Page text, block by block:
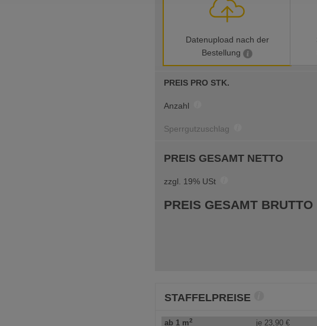
Datenupload nach der
Bestellung
PREIS PRO STK.
Anzahl
Sperrgutzuschlag
PREIS GESAMT NETTO
zzgl. 19% USt
PREIS GESAMT BRUTTO
STAFFELPREISE
ab 1 m2 je23,90 €